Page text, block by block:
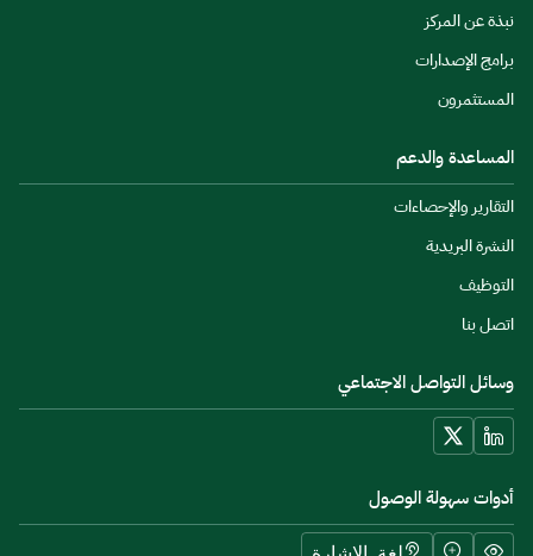
نبذة عن المركز
برامج الإصدارات
المستثمرون
المساعدة والدعم
التقارير والإحصاءات
النشرة البريدية
التوظيف
اتصل بنا
وسائل التواصل الاجتماعي
أدوات سهولة الوصول
لغة الإشارة